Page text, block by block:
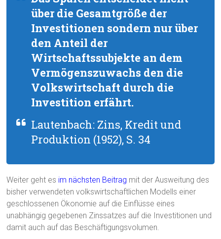
über die Gesamtgröße der
Investitionen sondern nur über
den Anteil der
Wirtschaftssubjekte an dem
Vermögenszuwachs den die
Volkswirtschaft durch die
Investition erfährt.
Lautenbach: Zins, Kredit und
Produktion (1952), S. 34
Weiter geht es im nächsten Beitrag mit der Ausweitung des
bisher verwendeten volkswirtschaftlichen Modells einer
geschlossenen Ökonomie auf die Einflüsse eines
unabhängig gegebenen Zinssatzes auf die Investitionen und
damit auch auf das Beschäftigungsvolumen.